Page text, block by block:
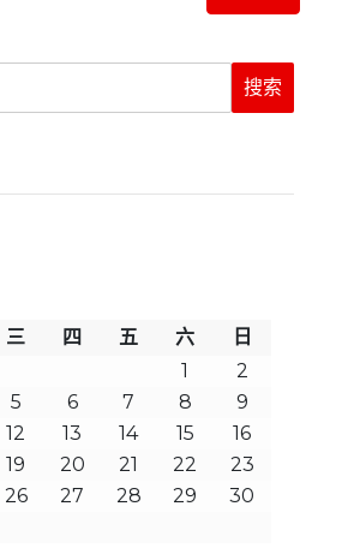
三 四 五 六
日
1
2
5 6 7 8
9
12 13 14 15
16
19 20 21 22
23
26 27 28 29
30